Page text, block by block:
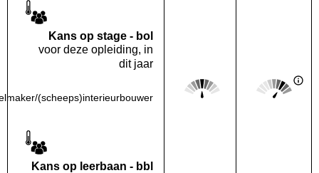
Kans op stage - bol
voor deze opleiding, in
dit jaar
(scheeps)interieurbouwer Deze regio:
Score: 3 van 5
Landelijk
Score: 4 van
Kans op leerbaan - bbl